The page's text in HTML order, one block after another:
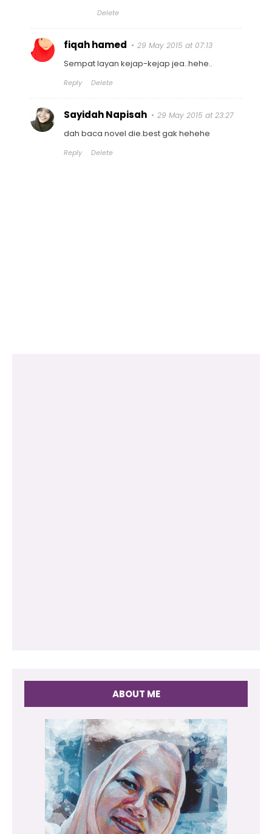
Delete
fiqah hamed 29 May 2015 at 07:13
Sempat layan kejap-kejap jea..hehe..
Reply Delete
Sayidah Napisah 29 May 2015 at 23:27
dah baca novel die.best gak hehehe
Reply Delete
ABOUT ME